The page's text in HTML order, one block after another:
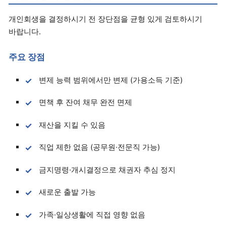
개인회생을 결정하시기 전 장단점을 균형 있게 검토하시기
바랍니다.
주요 장점
변제 능력 범위에서만 변제 (가용소득 기준)
면책 후 잔여 채무 완전 면제
재산을 지킬 수 있음
직업 제한 없음 (공무원·전문직 가능)
금지명령·개시결정으로 채권자 추심 정지
새로운 출발 가능
가족·일상생활에 직접 영향 없음